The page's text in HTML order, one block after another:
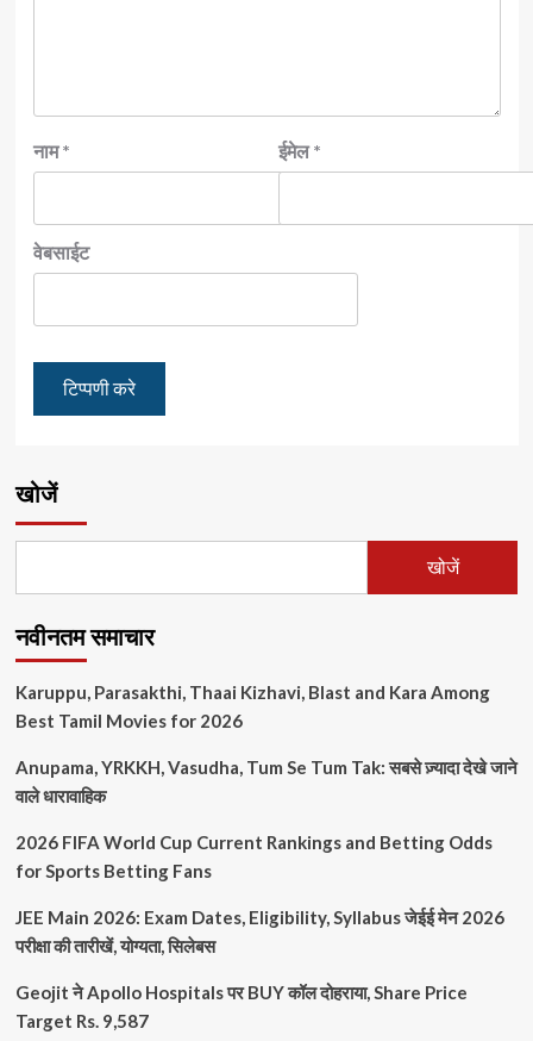
नाम* ईमेल*
वेबसाईट
खोजें
खोजें
नवीनतम समाचार
Karuppu, Parasakthi, Thaai Kizhavi, Blast and Kara Among
Best Tamil Movies for 2026
Anupama, YRKKH, Vasudha, Tum Se Tum Tak: सबसे ज़्यादा देखे जाने
वाले धारावाहिक
2026 FIFA World Cup Current Rankings and Betting Odds
for Sports Betting Fans
JEE Main 2026: Exam Dates, Eligibility, Syllabus जेईई मेन 2026
परीक्षा की तारीखें, योग्यता, सिलेबस
Geojit ने Apollo Hospitals पर BUY कॉल दोहराया, Share Price
Target Rs. 9,587